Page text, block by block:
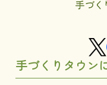
手づくりタウン